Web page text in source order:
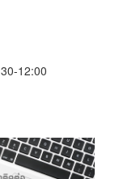
12:00